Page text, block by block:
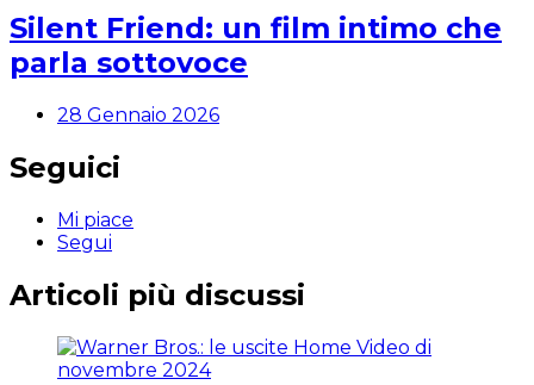
Silent Friend: un film intimo che
parla sottovoce
28 Gennaio 2026
Seguici
Mi piace
Segui
Articoli più discussi